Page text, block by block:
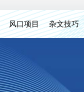
风口项目 杂文技巧